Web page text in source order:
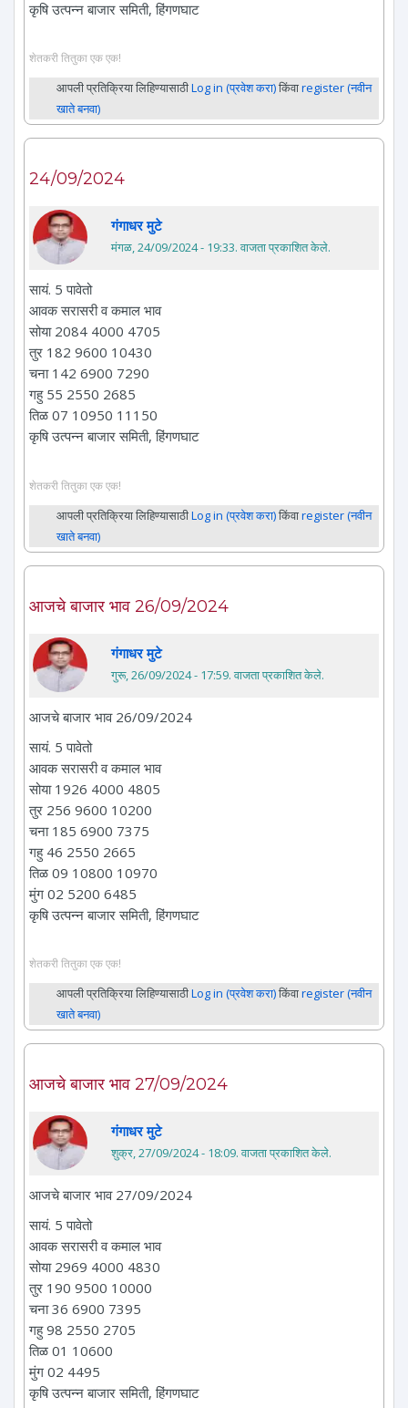
कृषि उत्पन्न बाजार समिती, हिंगणघाट
शेतकरी तितुका एक एक!
आपली प्रतिक्रिया लिहिण्यासाठीLog in (प्रवेश करा)किंवाregister (नवीन
खाते बनवा)
24/09/2024
गंगाधर मुटे
मंगळ, 24/09/2024 - 19:33. वाजता प्रकाशित केले.
सायं. 5 पावेतो
आवक सरासरी व कमाल भाव
सोया 2084 4000 4705
तुर 182 9600 10430
चना 142 6900 7290
गहु 55 2550 2685
तिळ 07 10950 11150
कृषि उत्पन्न बाजार समिती, हिंगणघाट
शेतकरी तितुका एक एक!
आपली प्रतिक्रिया लिहिण्यासाठीLog in (प्रवेश करा)किंवाregister (नवीन
खाते बनवा)
आजचे बाजार भाव 26/09/2024
गंगाधर मुटे
गुरू, 26/09/2024 - 17:59. वाजता प्रकाशित केले.
आजचे बाजार भाव 26/09/2024
सायं. 5 पावेतो
आवक सरासरी व कमाल भाव
सोया 1926 4000 4805
तुर 256 9600 10200
चना 185 6900 7375
गहु 46 2550 2665
तिळ 09 10800 10970
मुंग 02 5200 6485
कृषि उत्पन्न बाजार समिती, हिंगणघाट
शेतकरी तितुका एक एक!
आपली प्रतिक्रिया लिहिण्यासाठीLog in (प्रवेश करा)किंवाregister (नवीन
खाते बनवा)
आजचे बाजार भाव 27/09/2024
गंगाधर मुटे
शुक्र, 27/09/2024 - 18:09. वाजता प्रकाशित केले.
आजचे बाजार भाव 27/09/2024
सायं. 5 पावेतो
आवक सरासरी व कमाल भाव
सोया 2969 4000 4830
तुर 190 9500 10000
चना 36 6900 7395
गहु 98 2550 2705
तिळ 01 10600
मुंग 02 4495
कृषि उत्पन्न बाजार समिती, हिंगणघाट